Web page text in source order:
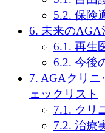
5.2. 保険
6. 未来のAGA
6.1. 再生
6.2. 今後
7. AGAクリニ
ェックリスト
7.1. クリ
7.2. 治療